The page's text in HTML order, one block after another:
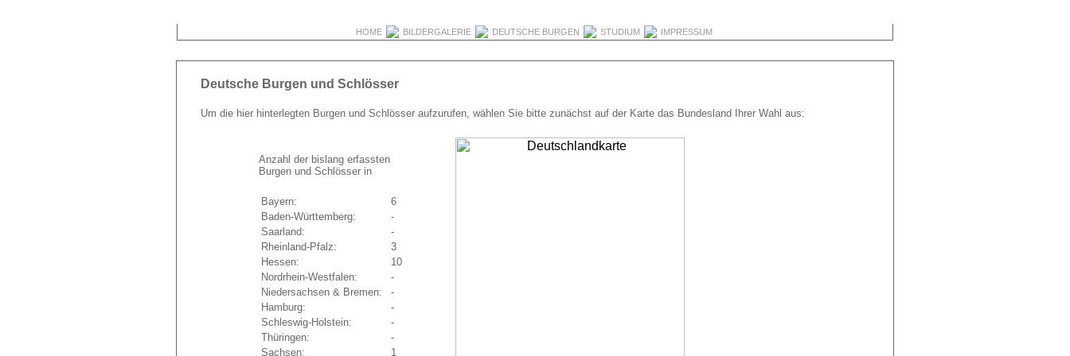
HOME BILDERGALERIE DEUTSCHE BURGEN STUDIUM IMPRESSUM
Deutsche Burgen und Schlösser
Um die hier hinterlegten Burgen und Schlösser aufzurufen, wählen Sie bitte zunächst auf der Karte das Bundesland Ihrer Wahl aus:
Anzahl der bislang erfassten
Burgen und Schlösser in
Bayern:
6
Baden-Württemberg:
-
Saarland:
-
Rheinland-Pfalz:
3
Hessen:
10
Nordrhein-Westfalen:
-
Niedersachsen & Bremen:
-
Hamburg:
-
Schleswig-Holstein:
-
Thüringen:
-
Sachsen:
1